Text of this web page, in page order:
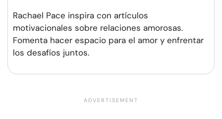
Rachael Pace inspira con artículos
motivacionales sobre relaciones amorosas.
Fomenta hacer espacio para el amor y enfrentar
los desafíos juntos.